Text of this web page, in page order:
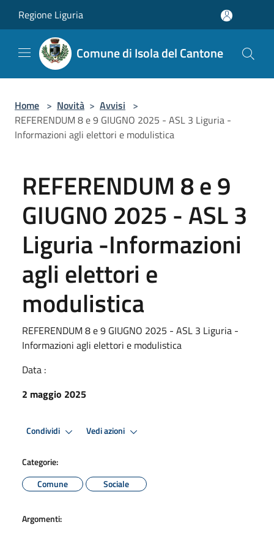
Regione Liguria
Comune di Isola del Cantone
Home > Novità > Avvisi >
REFERENDUM 8 e 9 GIUGNO 2025 - ASL 3 Liguria -
Informazioni agli elettori e modulistica
REFERENDUM 8 e 9
GIUGNO 2025 - ASL 3
Liguria -Informazioni
agli elettori e
modulistica
REFERENDUM 8 e 9 GIUGNO 2025 - ASL 3 Liguria -
Informazioni agli elettori e modulistica
Data :
2 maggio 2025
Condividi Vedi azioni
Categorie:
Comune
Sociale
Argomenti: